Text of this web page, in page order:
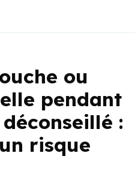
ou
pendant
:
risque